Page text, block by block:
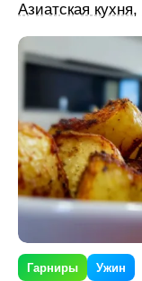
Азиатская кухня,
Гарниры Ужин